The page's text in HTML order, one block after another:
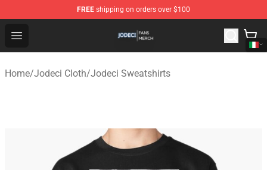
FREE shipping on orders over $100
Open menu
Jodeci Shop - Official Jodeci Merchandise Store
Home/Jodeci Cloth/Jodeci Sweatshirts